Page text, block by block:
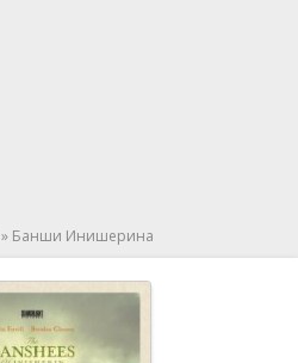
» Банши Инишерина